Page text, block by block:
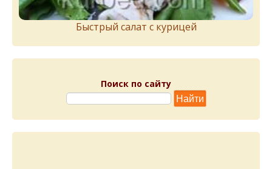
Быстрый салат с курицей
Поиск по сайту